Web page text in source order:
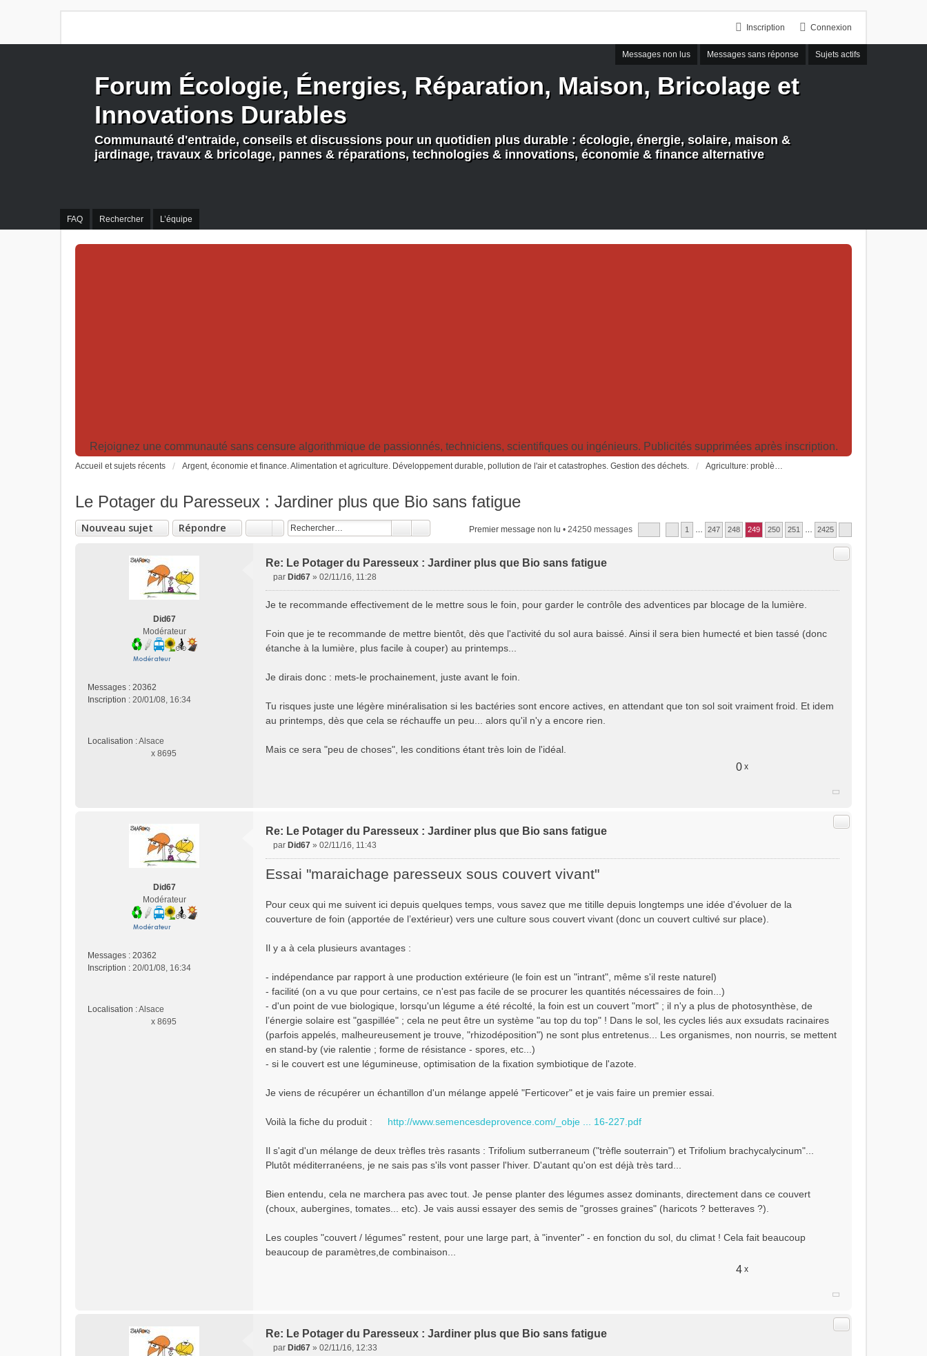
Connexion
Inscription
Messages non lus Messages sans réponse Sujets actifs
FAQ Rechercher L’équipe
Forum Écologie, Énergies, Réparation, Maison, Bricolage et
Innovations Durables
Communauté d'entraide, conseils et discussions pour un quotidien plus durable : écologie, énergie, solaire, maison &
jardinage, travaux & bricolage, pannes & réparations, technologies & innovations, économie & finance alternative
Rejoignez une communauté sans censure algorithmique de passionnés, techniciens, scientifiques ou ingénieurs. Publicités supprimées après inscription.
Accueil et sujets récents Argent, économie et finance. Alimentation et agriculture. Développement durable, pollution de l'air et catastrophes. Gestion des déchets. Agriculture: problèmes et pollutions, nouvelles techniques et solutions
Le Potager du Paresseux : Jardiner plus que Bio sans fatigue
Nouveau sujet Répondre Premier message non lu • 24250 messages 1 247 248 249 250 251 2425
Did67
Modérateur
Messages : 20362
Inscription : 20/01/08, 16:34
Localisation :Alsace
x 8695
Re: Le Potager du Paresseux : Jardiner plus que Bio sans fatigue
Citer
s
a
g
l
u
par Did67 » 02/11/16, 11:28
Je te recommande effectivement de le mettre sous le foin, pour garder le contrôle des adventices par blocage de la lumière.
Foin que je te recommande de mettre bientôt, dès que l'activité du sol aura baissé. Ainsi il sera bien humecté et bien tassé (donc
étanche à la lumière, plus facile à couper) au printemps...
Je dirais donc : mets-le prochainement, juste avant le foin.
Tu risques juste une légère minéralisation si les bactéries sont encore actives, en attendant que ton sol soit vraiment froid. Et idem
au printemps, dès que cela se réchauffe un peu... alors qu'il n'y a encore rien.
Mais ce sera "peu de choses", les conditions étant très loin de l'idéal.
0 x
Did67
Modérateur
Messages : 20362
Inscription : 20/01/08, 16:34
Localisation :Alsace
x 8695
Re: Le Potager du Paresseux : Jardiner plus que Bio sans fatigue
Citer
s
a
g
o
l
u
par Did67 » 02/11/16, 11:43
Essai "maraichage paresseux sous couvert vivant"
Pour ceux qui me suivent ici depuis quelques temps, vous savez que me titille depuis longtemps une idée d'évoluer de la
couverture de foin (apportée de l’extérieur) vers une culture sous couvert vivant (donc un couvert cultivé sur place).
Il y a à cela plusieurs avantages :
- indépendance par rapport à une production extérieure (le foin est un "intrant", même s'il reste naturel)
- facilité (on a vu que pour certains, ce n'est pas facile de se procurer les quantités nécessaires de foin...)
- d'un point de vue biologique, lorsqu'un légume a été récolté, la foin est un couvert "mort" ; il n'y a plus de photosynthèse, de
l’énergie solaire est "gaspillée" ; cela ne peut être un système "au top du top" ! Dans le sol, les cycles liés aux exsudats racinaires
(parfois appelés, malheureusement je trouve, "rhizodéposition") ne sont plus entretenus... Les organismes, non nourris, se mettent
en stand-by (vie ralentie ; forme de résistance - spores, etc...)
- si le couvert est une légumineuse, optimisation de la fixation symbiotique de l'azote.
Je viens de récupérer un échantillon d'un mélange appelé "Ferticover" et je vais faire un premier essai.
Voilà la fiche du produit : http://www.semencesdeprovence.com/_obje ... 16-227.pdf
Il s'agit d'un mélange de deux trèfles très rasants : Trifolium sutberraneum ("trèfle souterrain") et Trifolium brachycalycinum"...
Plutôt méditerranéens, je ne sais pas s'ils vont passer l'hiver. D'autant qu'on est déjà très tard...
Bien entendu, cela ne marchera pas avec tout. Je pense planter des légumes assez dominants, directement dans ce couvert
(choux, aubergines, tomates... etc). Je vais aussi essayer des semis de "grosses graines" (haricots ? betteraves ?).
Les couples "couvert / légumes" restent, pour une large part, à "inventer" - en fonction du sol, du climat ! Cela fait beaucoup
beaucoup de paramètres,de combinaison...
4 x
Re: Le Potager du Paresseux : Jardiner plus que Bio sans fatigue
Citer
par Did67 » 02/11/16, 12:33